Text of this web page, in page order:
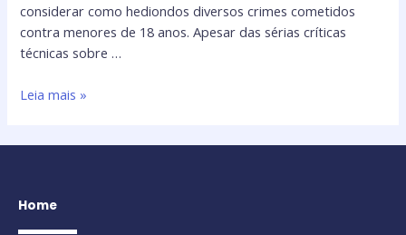
considerar como hediondos diversos crimes cometidos
contra menores de 18 anos. Apesar das sérias críticas
técnicas sobre …
Leia mais »
Home